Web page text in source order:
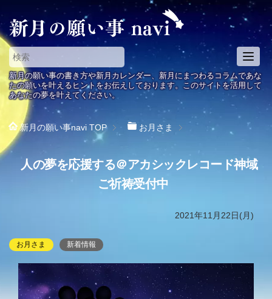
T
o
g
g
e
v
t
新月の願い事の書き方や新月カレンダー、新月にまつわるコラムであな
たの願いを叶えるヒントをお伝えしております。このサイトを活用して
あなたの夢を叶えてください。
新月の願い事navi TOP お月さま
人の夢を応援する＠アカシックレコード神域
ご祈祷受付中
2021年11月22日(月)
お月さま 新着情報